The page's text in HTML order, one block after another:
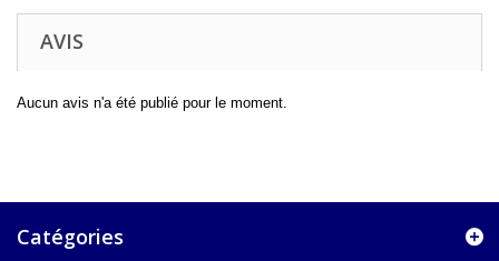
AVIS
Aucun avis n'a été publié pour le moment.
Catégories